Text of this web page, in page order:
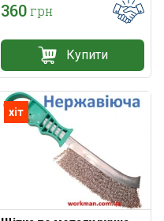
360грн
Купити
хіт